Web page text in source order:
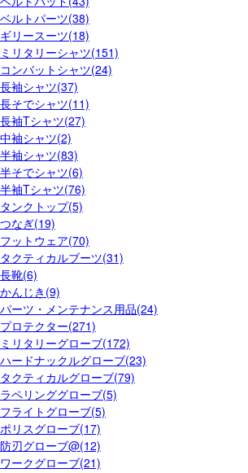
ベルトパーツ(38)
ギリースーツ(18)
ミリタリーシャツ(151)
コンバットシャツ(24)
長袖シャツ(37)
長そでシャツ(11)
長袖Tシャツ(27)
中袖シャツ(2)
半袖シャツ(83)
半そでシャツ(6)
半袖Tシャツ(76)
タンクトップ(5)
つなぎ(19)
フットウェア(70)
タクティカルブーツ(31)
長靴(6)
かんじき(9)
パーツ・メンテナンス用品(24)
プロテクター(271)
ミリタリーグローブ(172)
ハードナックルグローブ(23)
タクティカルグローブ(79)
ラペリンググローブ(5)
フライトグローブ(5)
ポリスグローブ(17)
防刃グローブ@(12)
ワークグローブ(21)